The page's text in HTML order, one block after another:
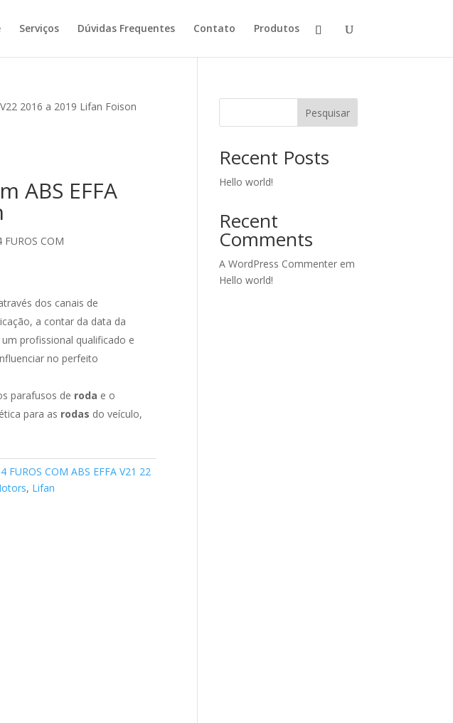
Serviços Dúvidas Frequentes Contato Produtos
2016 a 2019 Lifan Foison
ABS EFFA
COM
dos canais de
a contar da data da
profissional qualificado e
no perfeito
parafusos de roda e o
para as rodas do veículo,
FUROS COM ABS EFFA V21 22
, Lifan
Pesquisar
Recent Posts
Hello world!
Recent
Comments
A WordPress Commenter em
Hello world!